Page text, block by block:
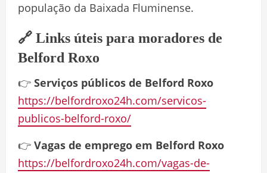
população da Baixada Fluminense.
🔗 Links úteis para moradores de
Belford Roxo
👉 Serviços públicos de Belford Roxo
https://belfordroxo24h.com/servicos-
publicos-belford-roxo/
👉 Vagas de emprego em Belford Roxo
https://belfordroxo24h.com/vagas-de-